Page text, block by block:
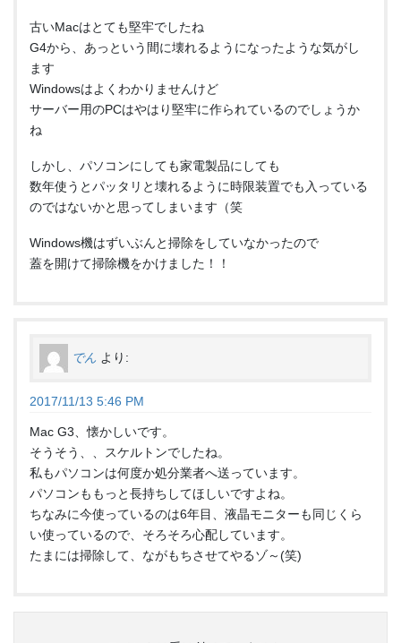
古いMacはとても堅牢でしたね
G4から、あっという間に壊れるようになったような気がし
ます
Windowsはよくわかりませんけど
サーバー用のPCはやはり堅牢に作られているのでしょうか
ね
しかし、パソコンにしても家電製品にしても
数年使うとパッタリと壊れるように時限装置でも入っている
のではないかと思ってしまいます（笑
Windows機はずいぶんと掃除をしていなかったので
蓋を開けて掃除機をかけました！！
でん より:
2017/11/13 5:46 PM
Mac G3、懐かしいです。
そうそう、、スケルトンでしたね。
私もパソコンは何度か処分業者へ送っています。
パソコンももっと長持ちしてほしいですよね。
ちなみに今使っているのは6年目、液晶モニターも同じくら
い使っているので、そろそろ心配しています。
たまには掃除して、ながもちさせてやるゾ～(笑)